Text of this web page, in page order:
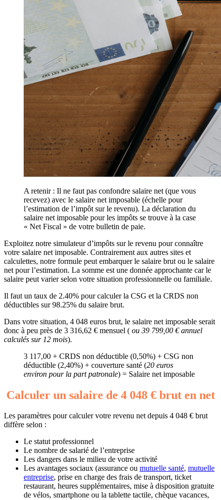
A retenir : Il ne faut pas confondre salaire net (que vous
recevez) avec le salaire net imposable (échelle pour
l’estimation de l’impôt sur le revenu). La déclaration du
salaire net imposable pour les impôts se trouve à la case
« Net Fiscal » de votre bulletin de paie.
Exploitez notre simulateur d’impôts sur le revenu pour connaître
votre salaire net imposable. Contrairement aux autres sites et
calculettes, notre formule peut embarquer le salaire brut ou le salaire
net pour l’estimation. La somme est une donnée approchante car le
salaire peut varier selon votre situation professionnelle ou familiale.
Il faut un taux de 2.40% pour calculer la CSG et la CRDS non
déductibles sur 98.25% du salaire brut.
Dans votre situation, 4 048 euros brut, le salaire net imposable serait
donc à peu près de 3 316,62 € mensuel ( ou 39 799,00 € annuel
calculés sur 12 mois).
3 117,00 + CRDS non déductible (0,50%) + CSG non
déductible (2,40%) + couverture santé (20 euros
environ pour la part patronale) = Salaire net imposable
Calculer un salaire de 4 048 € brut en net
Les paramètres pour calculer votre revenu net depuis 4 048 € brut
diffère selon :
Le statut professionnel
Le nombre de salarié de l’entreprise
Les dangers dans le milieu de votre activité
Les avantages sociaux (assurance ou mutuelle santé, mutuelle
entreprise, prise en charge des frais de transport, ticket
restaurant, heures supplémentaires, mise à disposition gratuite
de vélos, smartphone ou la tablette tactile, chèque vacances,